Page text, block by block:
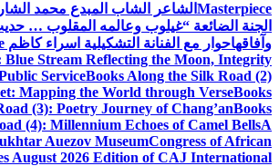
Masterpiece الشاعر الشاب المبدع محمد
الجنة الضائعة “غيلوب وعالمه المقلوب …
وآفاقهاحوار مع الفنانة التشكيلية اسراء كاظم
Blue Stream Reflecting the Moon, Integrity
ServiceBooks Along the Silk Road (2)
Mapping the World through VerseBooks
(3): Poetry Journey of Chang’anBooks
(4): Millennium Echoes of Camel BellsA
Auezov MuseumCongress of African
August 2026 Edition of CAJ International